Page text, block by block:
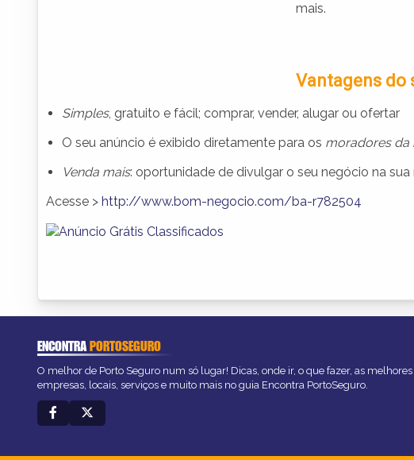
mais.
Vantagens do
Simples, gratuito e fácil; comprar, vender, alugar ou ofertar
O seu anúncio é exibido diretamente para os moradores da
Venda mais: oportunidade de divulgar o seu negócio na sua
Acesse > http://www.bom-negocio.com/ba-r782504
ENCONTRAPORTOSEGURO
O melhor de Porto Seguro num só lugar! Dicas, onde ir, o que fazer, as melhores
empresas, locais, serviços e muito mais no guia Encontra PortoSeguro.